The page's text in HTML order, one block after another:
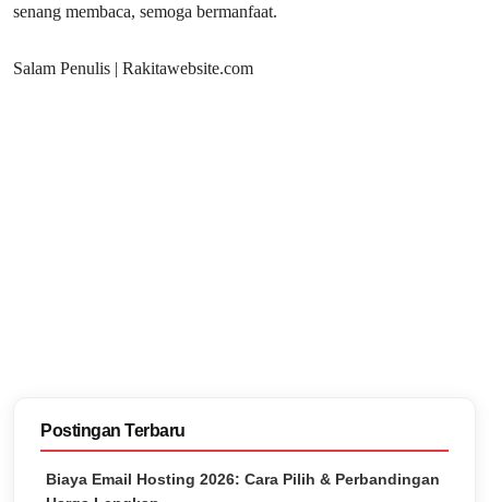
senang membaca, semoga bermanfaat.
Salam Penulis | Rakitawebsite.com
Postingan Terbaru
Biaya Email Hosting 2026: Cara Pilih & Perbandingan